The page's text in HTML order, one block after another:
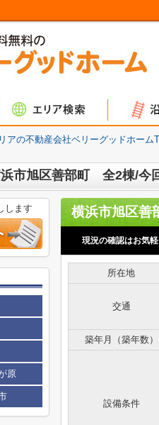
戸建て
マンション
土地 マ
アの不動産会社ベリーグッドホーム
市旭区善部町 全2棟/今
現況の確認はお気
所在地
交通
築年月（築年数）
設備条件
します
原